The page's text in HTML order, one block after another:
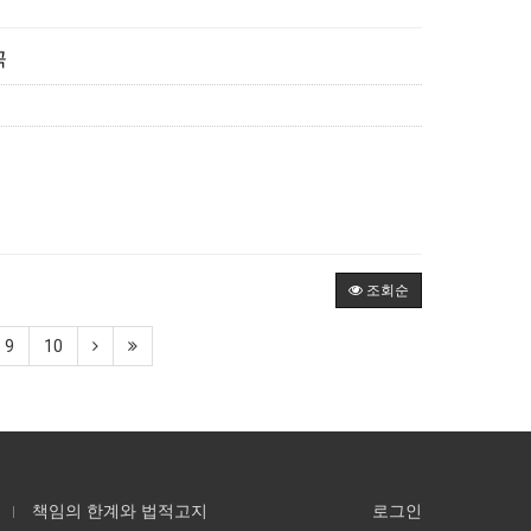
조회순
9 10
책임의 한계와 법적고지 로그인